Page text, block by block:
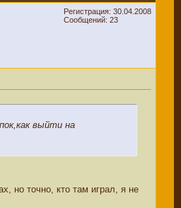
Регистрация: 30.04.2008
Сообщений: 23
выйти на
но точно, кто там играл, я не